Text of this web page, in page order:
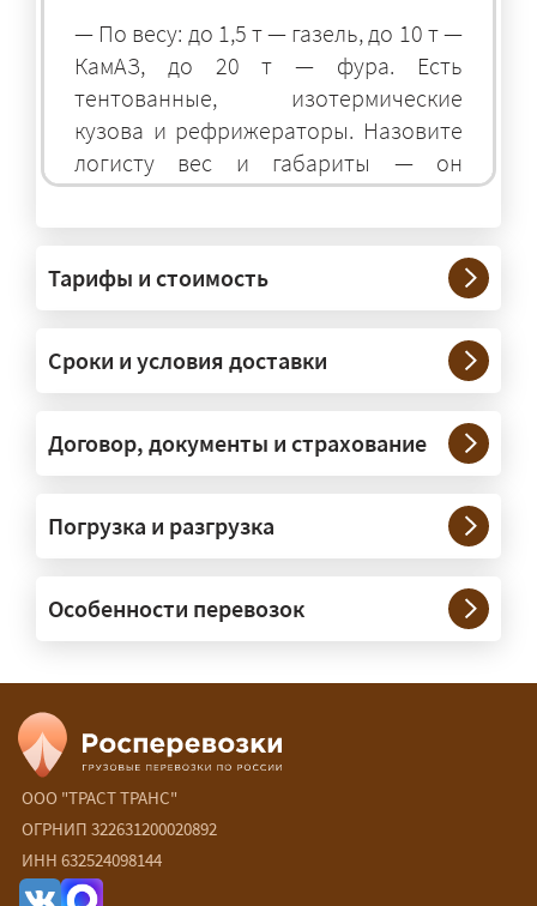
— По весу: до 1,5 т — газель, до 10 т —
КамАЗ, до 20 т — фура. Есть
тентованные, изотермические
кузова и рефрижераторы. Назовите
логисту вес и габариты — он
подберёт оптимальный транспорт.
— Штатно — от 100 кг до 20 тонн.
Мелкие партии едут догрузом,
крупные — отдельной машиной.
Тяжеловесы 30–90 т организуем
через проверенных партнёров.
России?
межгородних перевозках по всей
России (от 100 км). Груз едет от
адреса до адреса на одной машине,
Калининград и Крым берём грузы от
500 кг.
Есть ли сборные и попутные
перевозки?
Тарифы и стоимость
Сроки и условия доставки
Договор, документы и страхование
Погрузка и разгрузка
Особенности перевозок
ООО "ТРАСТ ТРАНС"
ОГРНИП 322631200020892
ИНН 632524098144